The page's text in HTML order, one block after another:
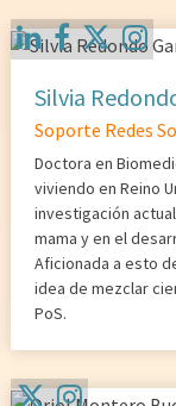
Silvia
Soporte Redes
Doctora en
viviendo en Reino
investigación
mama y en el
Aficionada a esto
idea de mezclar
PoS.